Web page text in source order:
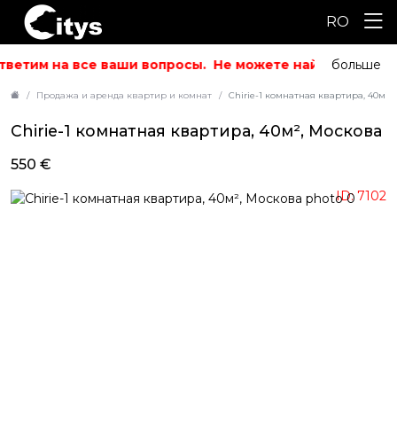
RO
на все ваши вопросы. Не можете найти то, что
больше
Продажа и аренда квартир и комнат Chirie-1 комнатная квартира, 40м²,
Chirie-1 комнатная квартира, 40м², Москова
ID: 7102
550 €